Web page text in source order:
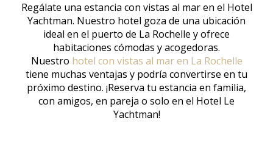
Regálate una estancia con vistas al mar en el Hotel
Yachtman. Nuestro hotel goza de una ubicación
ideal en el puerto de La Rochelle y ofrece
habitaciones cómodas y acogedoras.
Nuestro hotel con vistas al mar en La Rochelle
tiene muchas ventajas y podría convertirse en tu
próximo destino. ¡Reserva tu estancia en familia,
con amigos, en pareja o solo en el Hotel Le
Yachtman!